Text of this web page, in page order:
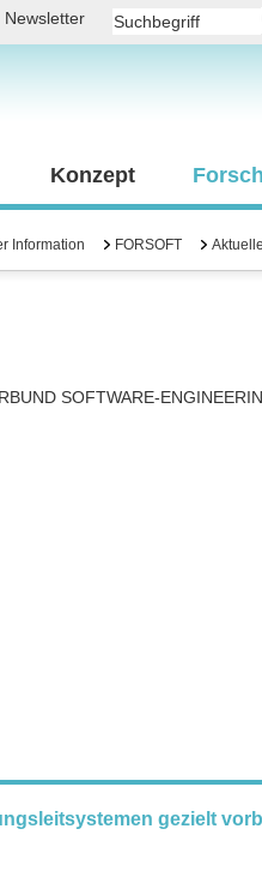
Newsletter
Konzept
Information FORSOFT
SOFTWARE-
gezielt